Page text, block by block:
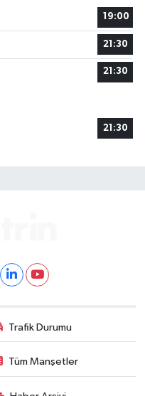
19:00
21:30
21:30
21:30
Trafik Durumu
Tüm Manşetler